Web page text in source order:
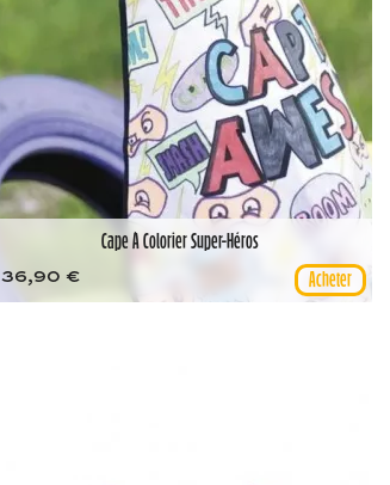
Cape À Colorier Super-Héros
36,90 €